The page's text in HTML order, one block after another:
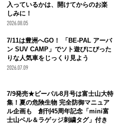
入っているかは、開けてからのお楽
しみに！
2026.08.05
7/11は豊洲へGO！ 「BE-PAL アーバ
ン SUV CAMP」でソト遊びにぴった
りな人気車をじっくり見よう
2026.07.09
7/9発売★ビーパル8月号は富士山大特
集！夏の危険生物 完全防御マニュア
ル企画も 創刊45周年記念「mini富
士山ベル＆ラゲッジ刺繍タグ」付き